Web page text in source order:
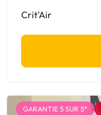
Crit'Air
GARANTIE 5 SUR 5*